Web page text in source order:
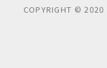
COPYRIGHT © 2020